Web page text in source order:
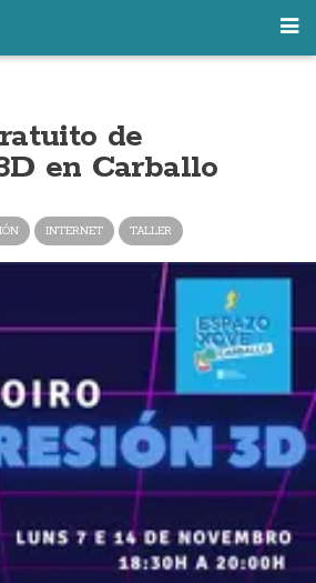
de
en Carballo
INTERNET TALLER